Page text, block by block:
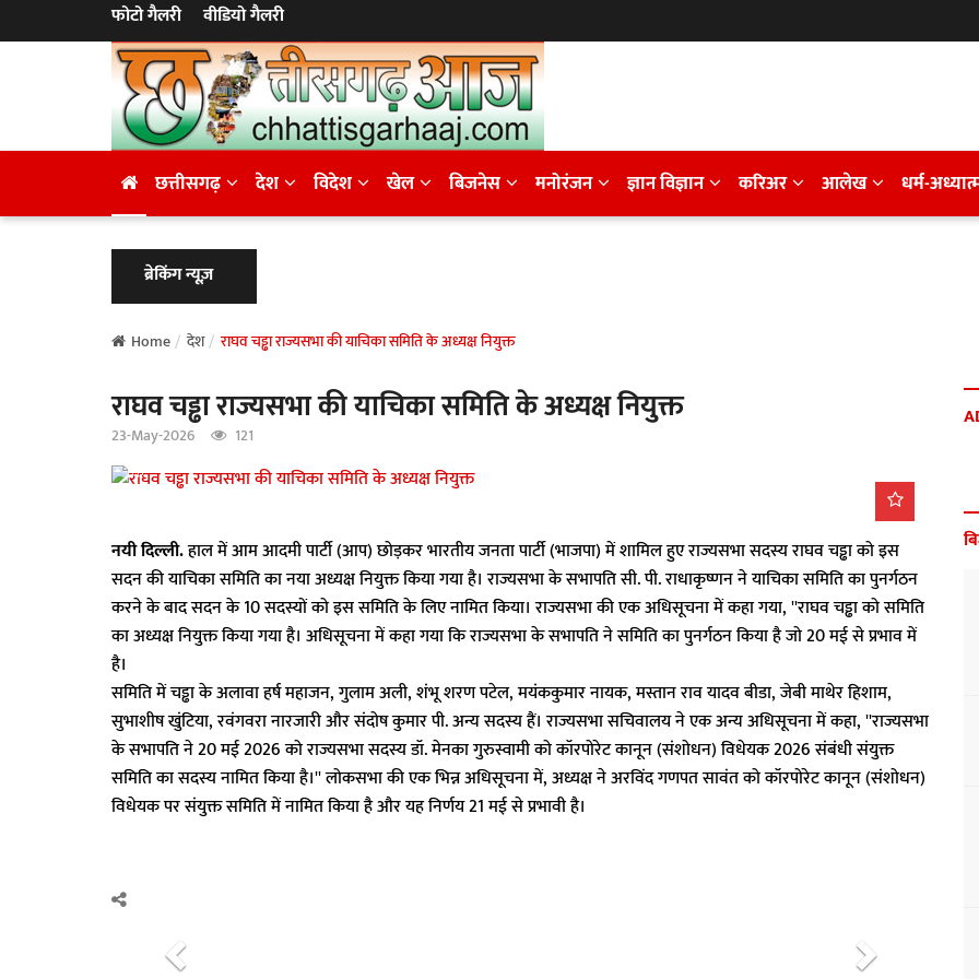
फोटो गैलरी वीडियो गैलरी
छत्तीसगढ़ देश विदेश खेल बिजनेस मनोरंजन ज्ञान विज्ञान करिअर आलेख धर्म-
ब्रेकिंग न्यूज़
Home देश राघव चड्ढा राज्यसभा की याचिका समिति के अध्यक्ष नियुक्त
राघव चड्ढा राज्यसभा की याचिका समिति के अध्यक्ष नियुक्त
23-May-2026 121
नयी दिल्ली.हाल में आम आदमी पार्टी (आप) छोड़कर भारतीय जनता पार्टी (भाजपा) में शामिल हुए राज्यसभा सदस्य राघव चड्ढा को इस
सदन की याचिका समिति का नया अध्यक्ष नियुक्त किया गया है। राज्यसभा के सभापति सी. पी. राधाकृष्णन ने याचिका समिति का पुनर्गठन
करने के बाद सदन के 10 सदस्यों को इस समिति के लिए नामित किया। राज्यसभा की एक अधिसूचना में कहा गया, ''राघव चड्ढा को समिति
का अध्यक्ष नियुक्त किया गया है। अधिसूचना में कहा गया कि राज्यसभा के सभापति ने समिति का पुनर्गठन किया है जो 20 मई से प्रभाव में
है।
समिति में चड्ढा के अलावा हर्ष महाजन, गुलाम अली, शंभू शरण पटेल, मयंककुमार नायक, मस्तान राव यादव बीडा, जेबी माथेर हिशाम,
सुभाशीष खुंटिया, रवंगवरा नारजारी और संदोष कुमार पी. अन्य सदस्य हैं। राज्यसभा सचिवालय ने एक अन्य अधिसूचना में कहा, ''राज्यसभा
के सभापति ने 20 मई 2026 को राज्यसभा सदस्य डॉ. मेनका गुरुस्वामी को कॉरपोरेट कानून (संशोधन) विधेयक 2026 संबंधी संयुक्त
समिति का सदस्य नामित किया है।'' लोकसभा की एक भिन्न अधिसूचना में, अध्यक्ष ने अरविंद गणपत सावंत को कॉरपोरेट कानून (संशोधन)
विधेयक पर संयुक्त समिति में नामित किया है और यह निर्णय 21 मई से प्रभावी है।
P N